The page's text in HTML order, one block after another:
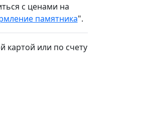
с ценами на
памятника".
картой или по счету